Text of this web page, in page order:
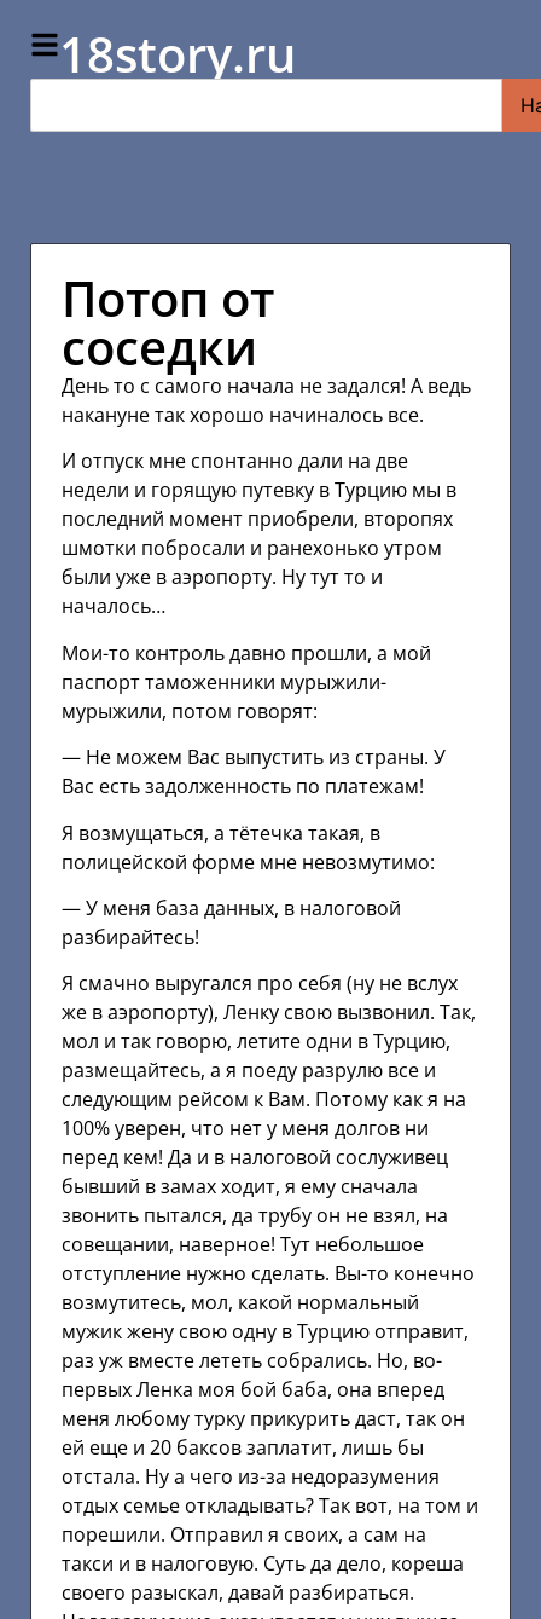
18story.ru
Потоп от
соседки
День то с самого начала не задался! А ведь
накануне так хорошо начиналось все.
И отпуск мне спонтанно дали на две
недели и горящую путевку в Турцию мы в
последний момент приобрели, второпях
шмотки побросали и ранехонько утром
были уже в аэропорту. Ну тут то и
началось…
Мои-то контроль давно прошли, а мой
паспорт таможенники мурыжили-
мурыжили, потом говорят:
— Не можем Вас выпустить из страны. У
Вас есть задолженность по платежам!
Я возмущаться, а тётечка такая, в
полицейской форме мне невозмутимо:
— У меня база данных, в налоговой
разбирайтесь!
Я смачно выругался про себя (ну не вслух
же в аэропорту), Ленку свою вызвонил. Так,
мол и так говорю, летите одни в Турцию,
размещайтесь, а я поеду разрулю все и
следующим рейсом к Вам. Потому как я на
100% уверен, что нет у меня долгов ни
перед кем! Да и в налоговой сослуживец
бывший в замах ходит, я ему сначала
звонить пытался, да трубу он не взял, на
совещании, наверное! Тут небольшое
отступление нужно сделать. Вы-то конечно
возмутитесь, мол, какой нормальный
мужик жену свою одну в Турцию отправит,
раз уж вместе лететь собрались. Но, во-
первых Ленка моя бой баба, она вперед
меня любому турку прикурить даст, так он
ей еще и 20 баксов заплатит, лишь бы
отстала. Ну а чего из-за недоразумения
отдых семье откладывать? Так вот, на том и
порешили. Отправил я своих, а сам на
такси и в налоговую. Суть да дело, кореша
своего разыскал, давай разбираться.